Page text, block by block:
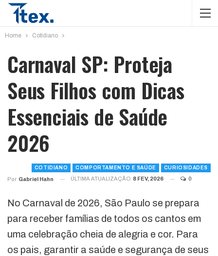
Home Cotidiano
Carnaval SP: Proteja
Seus Filhos com Dicas
Essenciais de Saúde
2026
COTIDIANO COMPORTAMENTO E SAÚDE CURIOSIDADES
Por Gabriel Hahn ÚLTIMA ATUALIZAÇÃO 8 FEV, 2026 0
No Carnaval de 2026, São Paulo se prepara
para receber famílias de todos os cantos em
uma celebração cheia de alegria e cor. Para
os pais, garantir a saúde e segurança de seus